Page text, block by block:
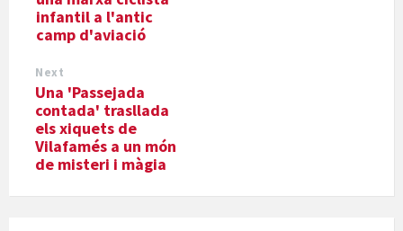
infantil a l'antic
camp d'aviació
Next
Una 'Passejada
contada' trasllada
els xiquets de
Vilafamés a un món
de misteri i màgia